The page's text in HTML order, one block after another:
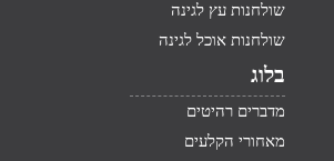
שולחנות עץ לגינה
שולחנות אוכל לגינה
בלוג
מדברים רהיטים
מאחורי הקלעים